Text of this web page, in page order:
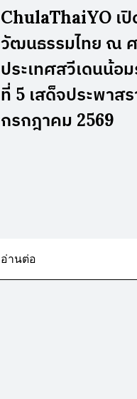
ChulaThaiYO เ
วัฒนธรรมไทย ณ ศ
ประเทศสวีเดนน้อ
ที่ 5 เสด็จประพาส
กรกฎาคม 2569
อ่านต่อ